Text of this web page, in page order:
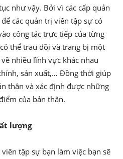
như vậy. Bởi vì các cấp quản
các quản trị viên tập sự có
công tác trực tiếp của từng
thể trau dồi và trang bị một
nhiều lĩnh vực khác nhau
sản xuất,… Đồng thời giúp
thân và xác định được những
của bản thân.
lượng
tập sự bạn làm việc bạn sẽ